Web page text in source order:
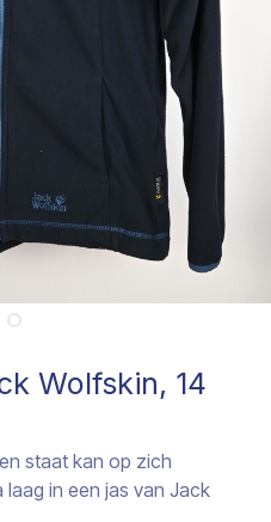
Wolfskin, 14
staat kan op zich
in een jas van Jack